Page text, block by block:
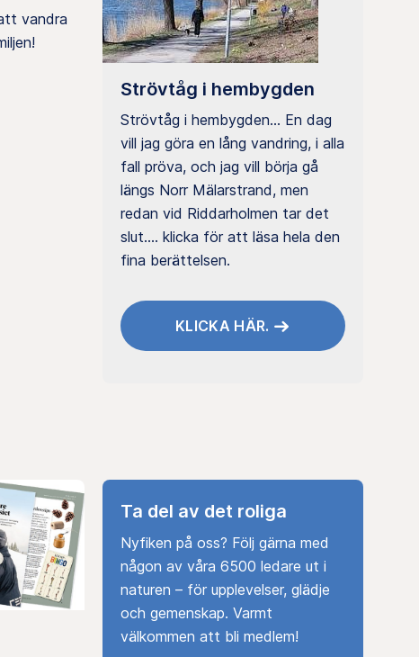
vandra
Strövtåg i hembygden
Strövtåg i hembygden... En dag
vill jag göra en lång vandring, i alla
fall pröva, och jag vill börja gå
längs Norr Mälarstrand, men
redan vid Riddarholmen tar det
slut.... klicka för att läsa hela den
fina berättelsen.
KLICKA HÄR.
Ta del av det roliga
Nyfiken på oss? Följ gärna med
någon av våra 6500 ledare ut i
naturen – för upplevelser, glädje
och gemenskap. Varmt
välkommen att bli medlem!